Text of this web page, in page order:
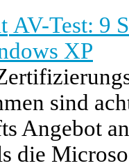
AV-Test: 9
XP
sind
Angebot
die